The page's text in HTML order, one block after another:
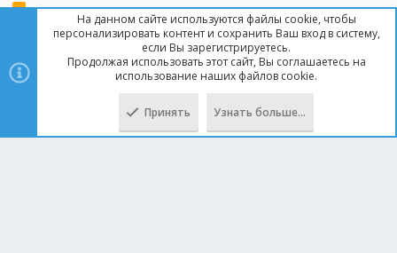
R
Copyright © 2014 - 2025, mipped.com. Все права защищены. При
копировании материала с сайта, обратная ссылка обязательна!
На данном сайте используются файлы cookie, чтобы
персонализировать контент и сохранить Ваш вход в систему,
если Вы зарегистрируетесь.
Продолжая использовать этот сайт, Вы соглашаетесь на
использование наших файлов cookie.
Принять Узнать больше…